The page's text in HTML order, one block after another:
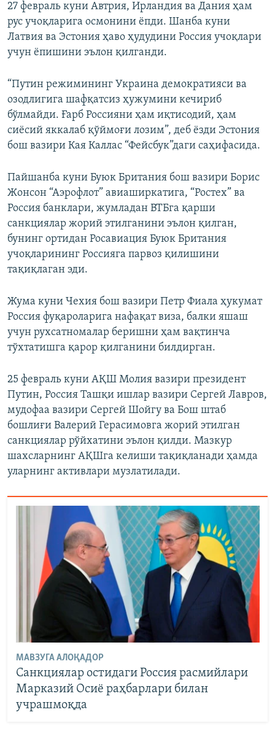
27 февраль куни Автрия, Ирландия ва Дания ҳам
рус учоқларига осмонини ёпди. Шанба куни
Латвия ва Эстония ҳаво ҳудудини Россия учоқлари
учун ёпишини эълон қилганди.
“Путин режимининг Украина демократияси ва
озодлигига шафқатсиз ҳужумини кечириб
бўлмайди. Ғарб Россияни ҳам иқтисодий, ҳам
сиёсий яккалаб қўймоғи лозим”, деб ёзди Эстония
бош вазири Кая Каллас “Фейсбук”даги саҳифасида.
Пайшанба куни Буюк Британия бош вазири Борис
Жонсон “Аэрофлот” авиаширкатига, “Ростех” ва
Россия банклари, жумладан ВТБга қарши
санкциялар жорий этилганини эълон қилган,
бунинг ортидан Росавиация Буюк Британия
учоқларининг Россияга парвоз қилишини
тақиқлаган эди.
Жума куни Чехия бош вазири Петр Фиала ҳукумат
Россия фуқароларига нафақат виза, балки яшаш
учун рухсатномалар беришни ҳам вақтинча
тўхтатишга қарор қилганини билдирган.
25 февраль куни АҚШ Молия вазири президент
Путин, Россия Ташқи ишлар вазири Сергей Лавров,
мудофаа вазири Сергей Шойгу ва Бош штаб
бошлиғи Валерий Герасимовга жорий этилган
санкциялар рўйхатини эълон қилди. Мазкур
шахсларнинг АҚШга келиши тақиқланади ҳамда
уларнинг активлари музлатилади.
МАВЗУГА АЛОҚАДОР
Санкциялар остидаги Россия расмийлари
Марказий Осиё раҳбарлари билан
учрашмоқда